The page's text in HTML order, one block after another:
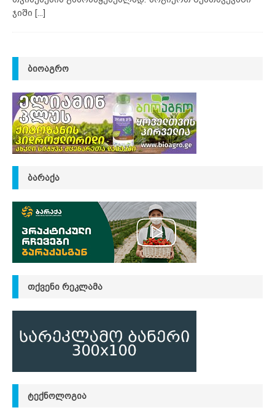
ჯიში [...]
ᲑᲘᲝᲐᲒᲠᲝ
ᲑᲐᲠᲐᲥᲐ
ᲗᲥᲕᲔᲜᲘ ᲠᲔᲙᲚᲐᲛᲐ
ᲢᲔᲥᲜᲝᲚᲝᲒᲘᲐ